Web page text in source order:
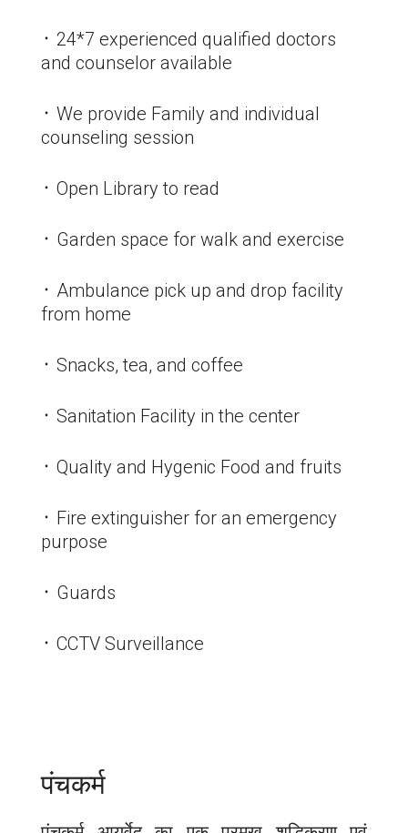
᛫ 24*7 experienced qualified doctors
and counselor available
᛫ We provide Family and individual
counseling session
᛫ Open Library to read
᛫ Garden space for walk and exercise
᛫ Ambulance pick up and drop facility
from home
᛫ Snacks, tea, and coffee
᛫ Sanitation Facility in the center
᛫ Quality and Hygenic Food and fruits
᛫ Fire extinguisher for an emergency
purpose
᛫ Guards
᛫ CCTV Surveillance
पंचकर्म